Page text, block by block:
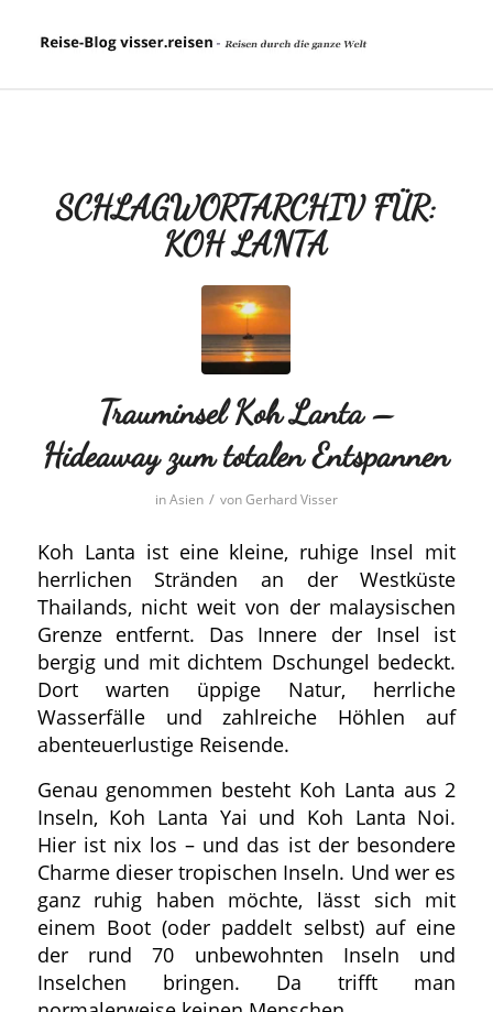
SCHLAGWORTARCHIV FÜR:
KOH LANTA
Trauminsel Koh Lanta –
Hideaway zum totalen Entspannen
inAsien / vonGerhard Visser
Koh Lanta ist eine kleine, ruhige Insel mit
herrlichen Stränden an der Westküste
Thailands, nicht weit von der malaysischen
Grenze entfernt. Das Innere der Insel ist
bergig und mit dichtem Dschungel bedeckt.
Dort warten üppige Natur, herrliche
Wasserfälle und zahlreiche Höhlen auf
abenteuerlustige Reisende.
Genau genommen besteht Koh Lanta aus 2
Inseln, Koh Lanta Yai und Koh Lanta Noi.
Hier ist nix los – und das ist der besondere
Charme dieser tropischen Inseln. Und wer es
ganz ruhig haben möchte, lässt sich mit
einem Boot (oder paddelt selbst) auf eine
der rund 70 unbewohnten Inseln und
Inselchen bringen. Da trifft man